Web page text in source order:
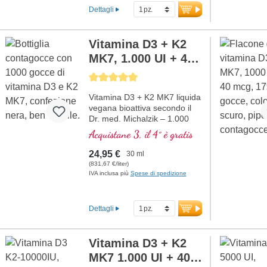
mg di vero OPC per capsula,
offrendo così un’elevata
concentrazione di
antiossidanti.
ulteriori informazioni
sull’OPC
Dettagli
Average rating of 5 out of 5 stars
Vitamina D3 + K2
MK7, 1.000 UI + 40
µg
Vitamina D3 + K2 MK7 liquida
vegana bioattiva secondo il
Dr. med. Michalzik – 1.000
gocce in 30 ml. Una goccia
fornisce 1.000 IE di vitamina
D3 e 40 μg di K2 (MK7 all-
trans). Massima qualità
premium da licheni di alta
ottimale con una forma di K2
all-trans particolarmente
bioattiva, puramente vegetale
100% vegana. Disciolta in olio
di cocco MCT protettivo,
coltivato senza pesticidi, per
Acquistane 3, il 4° è gratis
24,95 € 30 ml
(831,67 €/liter)
IVA inclusa più Spese di spedizione
Dettagli
Vitamina D3 + K2
MK7 1.000 UI + 40